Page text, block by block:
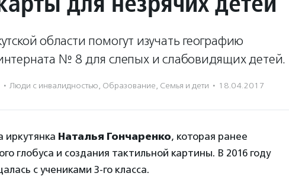
области помогут изучать географию
№ 8 для слепых и слабовидящих детей.
· Люди с инвалидностью, Образование, Семья и дети · 18.04.2017
иркутянка Наталья Гончаренко, которая ранее
глобуса и создания тактильной картины. В 2016 году
с учениками 3-го класса.